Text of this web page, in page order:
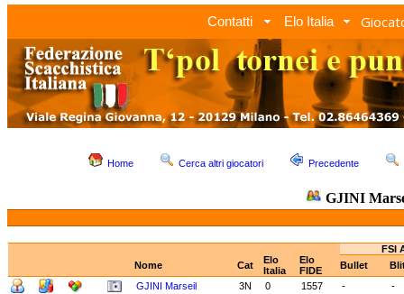
Contatti Elo Italia
Home Cerca altri giocatori Precedente
GJINI
FSI
Nome
Cat
Elo
Italia
Elo
FIDE
Bullet
GJINI Marseil
3N 0 1557 -
-